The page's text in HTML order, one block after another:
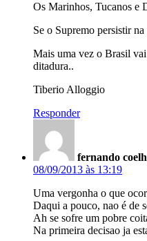
Os Marinhos, Tucanos e
Se o Supremo persistir
Mais uma vez o Brasil
ditadura..
Tiberio Alloggio
Responder
fernando
08/09/2013 às 13:19
Uma vergonha o que
Daqui a pouco, nao é de
Ah se sofre um pobre
Na primeira decisao ja